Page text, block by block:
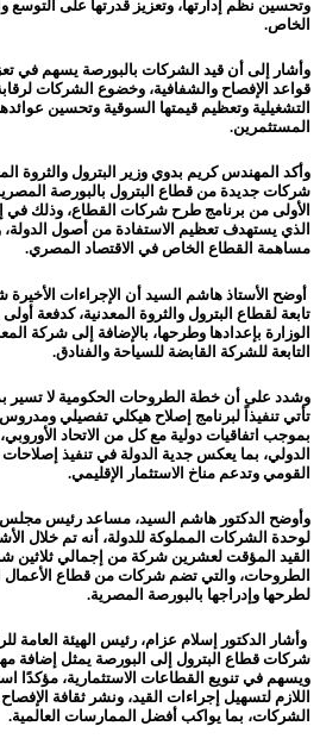
وتحسين نظم إدارتها، وتعزيز قدرتها على التوسع
الخاص.
وأشار إلى أن قيد الشركات بالبورصة يسهم في
قواعد الإفصاح والشفافية، وخضوع الشركات
التشغيلية وتعظيم قيمتها السوقية وتحسين
المستثمرين.
وأكد المهندس كريم بدوي وزير البترول والثروة
شركات جديدة من قطاع البترول بالبورصة المصرية
الأولى من برنامج طرح شركات القطاع، وذلك في
الذي يستهدف تعظيم الاستفادة من أصول الدولة،
مساهمة القطاع الخاص في الاقتصاد المصري.
أوضح الأستاذ هاشم السيد أن الإجراءات
تابعة لقطاع البترول والثروة المعدنية،
الوزارة بإعدادها وطرحها، بالإضافة إلى شركة
التابعة للشركة القابضة للسياحة والفنادق.
وشدد على أن خطة الطروحات الحكومية لا تسير
تأتي تنفيذاً لبرنامج إصلاح هيكلي تفصيلي
بموجب اتفاقيات دولية مع كل من الاتحاد
الدولي، بما يعكس جدية الدولة في تنفيذ
القومي وتدعم مناخ الاستثمار الإقليمي.
وأوضح الدكتور هاشم السيد، مساعد رئيس مجلس
لوحدة الشركات المملوكة للدولة، أنه تم خلال
القيد المؤقت لعشرين شركة من إجمالي ثلاثين
الطروحات، والتي تضم شركات من قطاع الأعمال
لطرحها وإدراجها بالبورصة المصرية.
وأشار الدكتور إسلام عزام، رئيس الهيئة العامة
شركات قطاع البترول إلى البورصة يمثل إضافة
ويسهم في تنويع القطاعات الاستثمارية، مؤكدًا
اللازم لتسهيل إجراءات القيد، ونشر ثقافة
الشركات، بما يواكب أفضل الممارسات العالمية.